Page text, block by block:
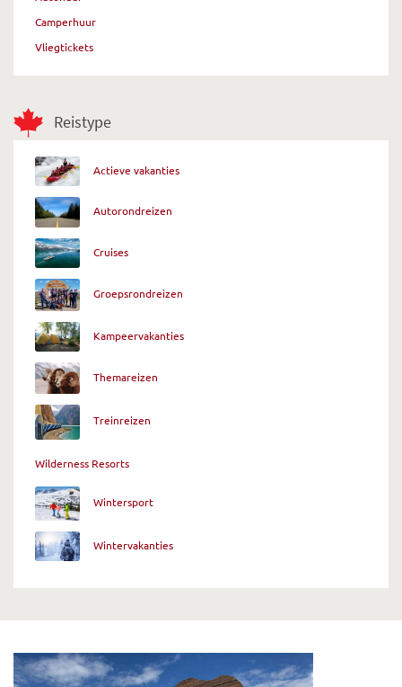
Camperhuur
Vliegtickets
Reistype
Actieve vakanties
Autorondreizen
Cruises
Groepsrondreizen
Kampeervakanties
Themareizen
Treinreizen
Wilderness Resorts
Wintersport
Wintervakanties